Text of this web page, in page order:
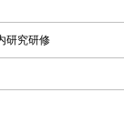
研究研修